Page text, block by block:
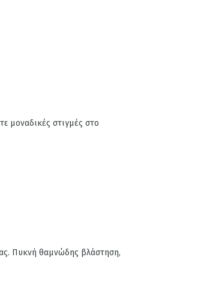
μοναδικές στιγμές στο
Πυκνή θαμνώδης βλάστηση,